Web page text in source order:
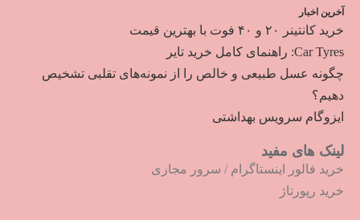
آخرین اخبار
خرید کانتینر ۲۰ و ۴۰ فوت با بهترین قیمت
Car Tyres: راهنمای کامل خرید تایر
چگونه عسل طبیعی و خالص را از نمونه‌های تقلبی تشخیص
دهیم؟
ایزوگام سرویس بهداشتی
لینک های مفید
خرید فالور اینستاگرام / سرور مجازی
خرید رپورتاژ